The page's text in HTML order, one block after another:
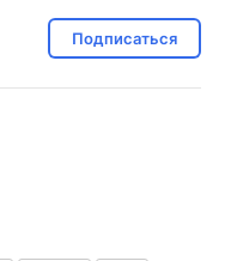
Подписаться